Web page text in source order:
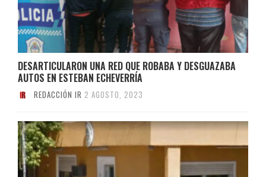
DESARTICULARON UNA RED QUE ROBABA Y DESGUAZABA
AUTOS EN ESTEBAN ECHEVERRÍA
REDACCIÓN IR 2 AGOSTO, 2023